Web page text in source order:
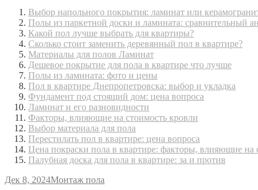
Выбор напольного покрытия: ламинат или
Полы из паркетной доски и ламината: сравнительный
Какой пол лучше выбрать для квартиры?
Сколько стоит заменить деревянный пол в квартире?
Материалы для полов Ламинат
Дешевое покрытие для пола в квартире что лучше
Полы из ламината: фото и цены
Пол в квартире Днепропетровска: выбор и укладка
Фундамент под стоящий дом: цена вопроса
Ламинат и его разновидности
Факторы, влияющие на стоимость кровли
Выбор материала для пола
Перестилать пол в квартире: цена вопроса
Цена покраски пола в квартире: факторы, влияющие на
Палубная доска для пола в квартире: за и против
Дек 8, 2024Монтаж пола